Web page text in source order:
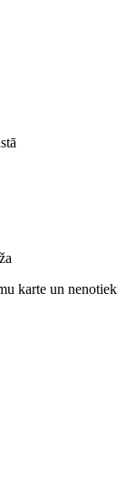
karte un nenotiek